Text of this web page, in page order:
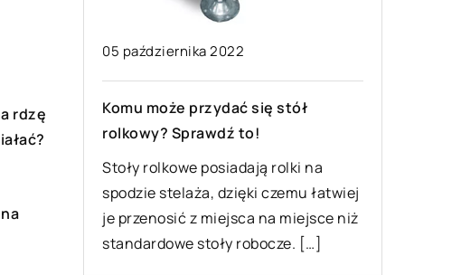
rdzęprzydać się stół
Sprawdź to!
posiadają rolki na
stelaża, dzięki czemu łatwiej
z miejsca na miejsce niż
stoły robocze. […]